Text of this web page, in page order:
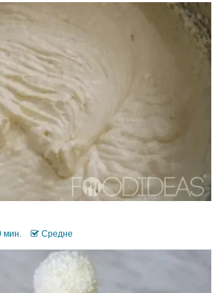
мин. Средне